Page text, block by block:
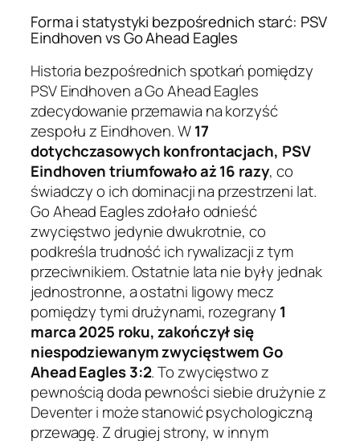
Forma i statystyki bezpośrednich starć: PSV
Eindhoven vs Go Ahead Eagles
Historia bezpośrednich spotkań pomiędzy
PSV Eindhoven a Go Ahead Eagles
zdecydowanie przemawia na korzyść
zespołu z Eindhoven. W17
dotychczasowych konfrontacjach, PSV
Eindhoven triumfowało aż 16 razy, co
świadczy o ich dominacji na przestrzeni lat.
Go Ahead Eagles zdołało odnieść
zwycięstwo jedynie dwukrotnie, co
podkreśla trudność ich rywalizacji z tym
przeciwnikiem. Ostatnie lata nie były jednak
jednostronne, a ostatni ligowy mecz
pomiędzy tymi drużynami, rozegrany 1
marca 2025 roku, zakończył się
niespodziewanym zwycięstwem Go
Ahead Eagles 3:2. To zwycięstwo z
pewnością doda pewności siebie drużynie z
Deventer i może stanowić psychologiczną
przewagę. Z drugiej strony, w innym